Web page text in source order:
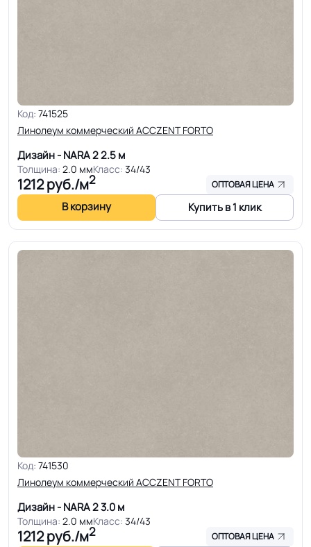
Код: 741525
Линолеум коммерческий ACCZENT FORTO
Дизайн - NARA 22.5 м
Толщина: 2.0 ммКласс: 34/43
1212руб./м2 ОПТОВАЯ ЦЕНА
В корзину Купить в 1 клик
Код: 741530
Линолеум коммерческий ACCZENT FORTO
Дизайн - NARA 23.0 м
Толщина: 2.0 ммКласс: 34/43
1212руб./м2 ОПТОВАЯ ЦЕНА